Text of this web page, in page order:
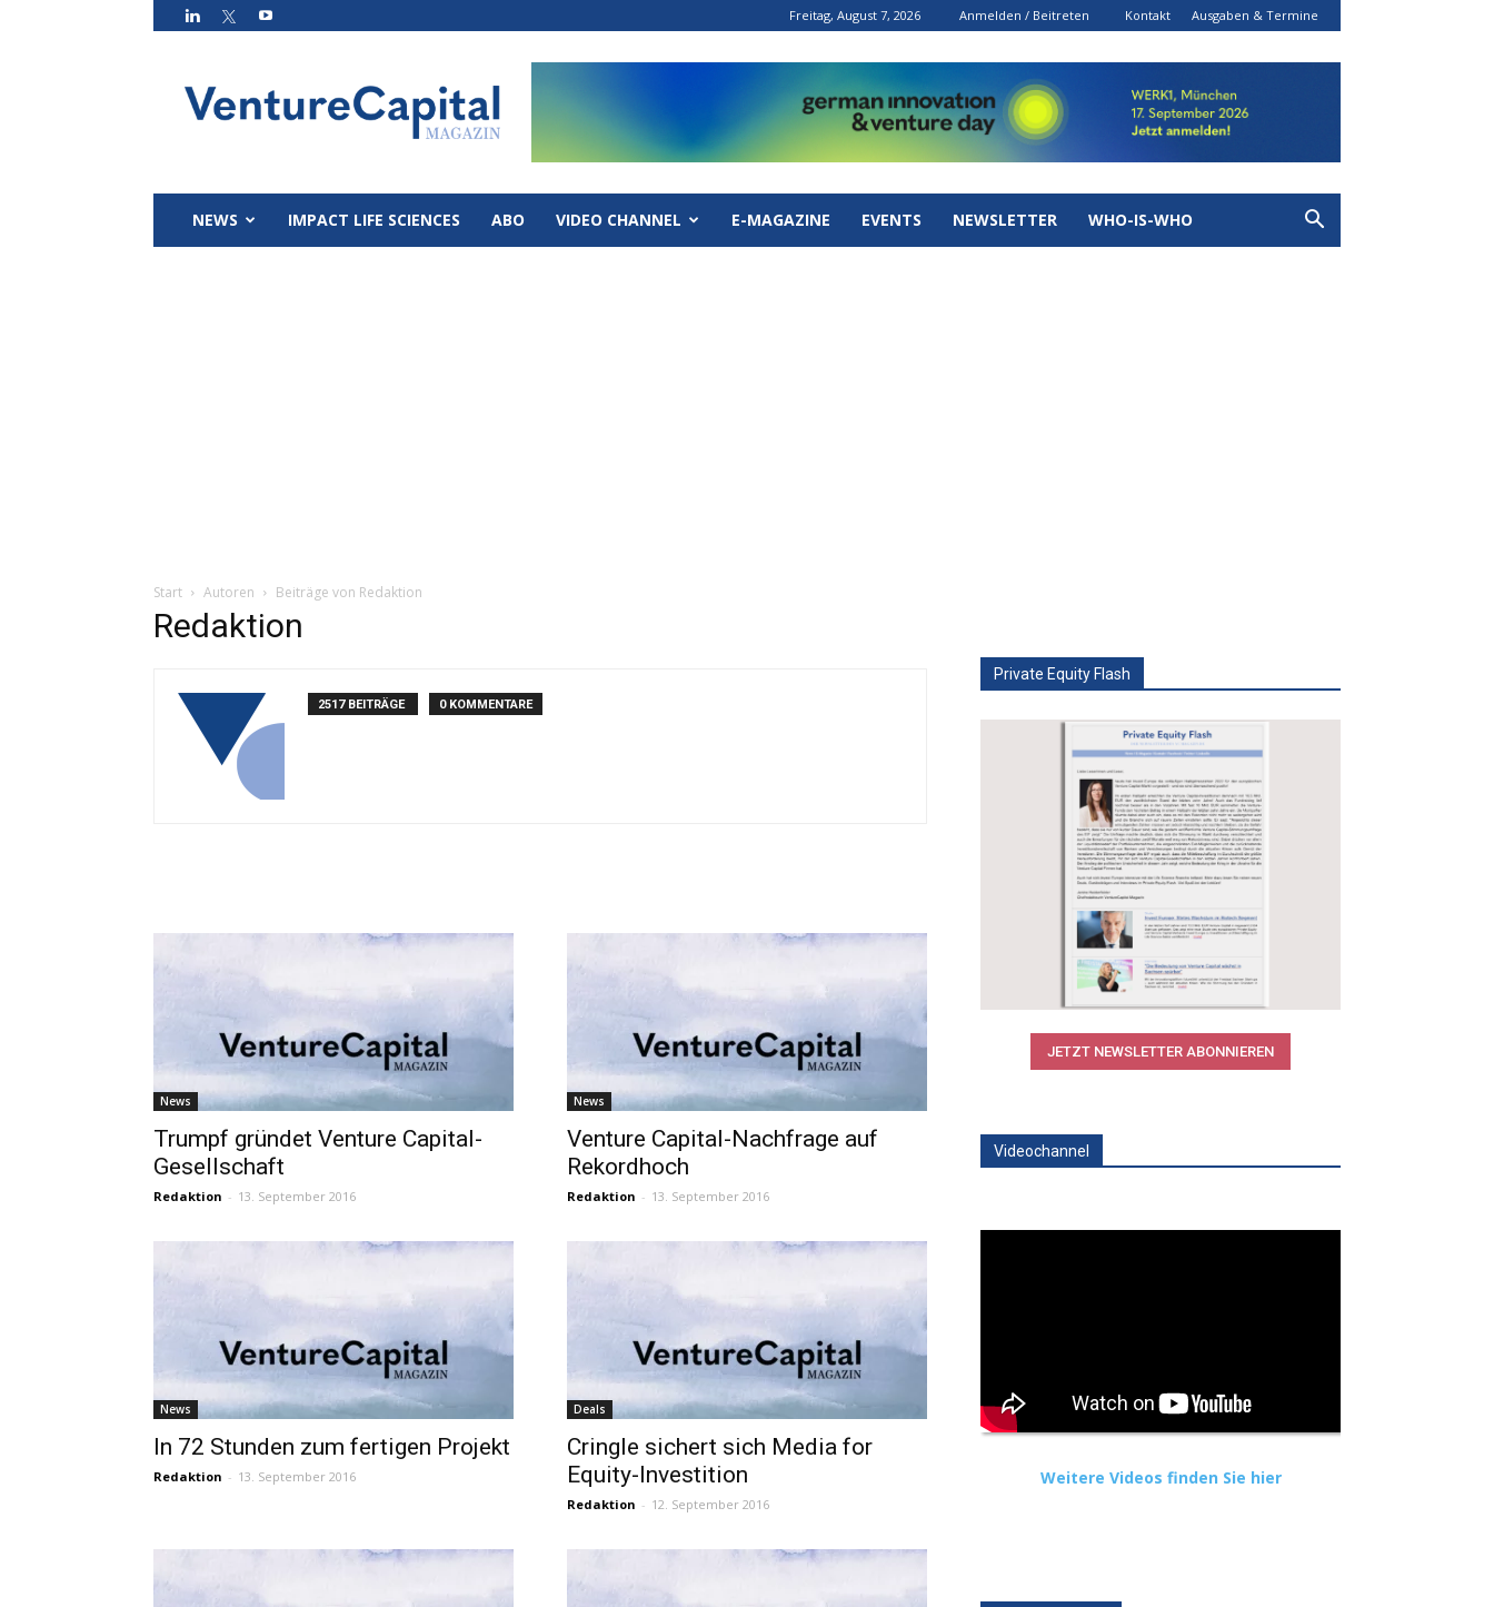
Freitag, August 7, 2026 Anmelden / Beitreten Kontakt Ausgaben & Termine
Magazin
NEWS IMPACT LIFE SCIENCES ABO VIDEO CHANNEL E-MAGAZINE EVENTS NEWSLETTER WHO-IS-WHO
Start Autoren Beiträge von Redaktion
Redaktion
2517 BEITRÄGE 0 KOMMENTARE
News
Trumpf gründet Venture Capital-
Gesellschaft
Redaktion - 13. September 2016
News
Venture Capital-Nachfrage auf
Rekordhoch
Redaktion - 13. September 2016
News
In 72 Stunden zum fertigen Projekt
Redaktion - 13. September 2016
Deals
Cringle sichert sich Media for
Equity-Investition
Redaktion - 12. September 2016
Private Equity Flash
JETZT NEWSLETTER ABONNIEREN
Videochannel
Weitere Videos finden Sie hier